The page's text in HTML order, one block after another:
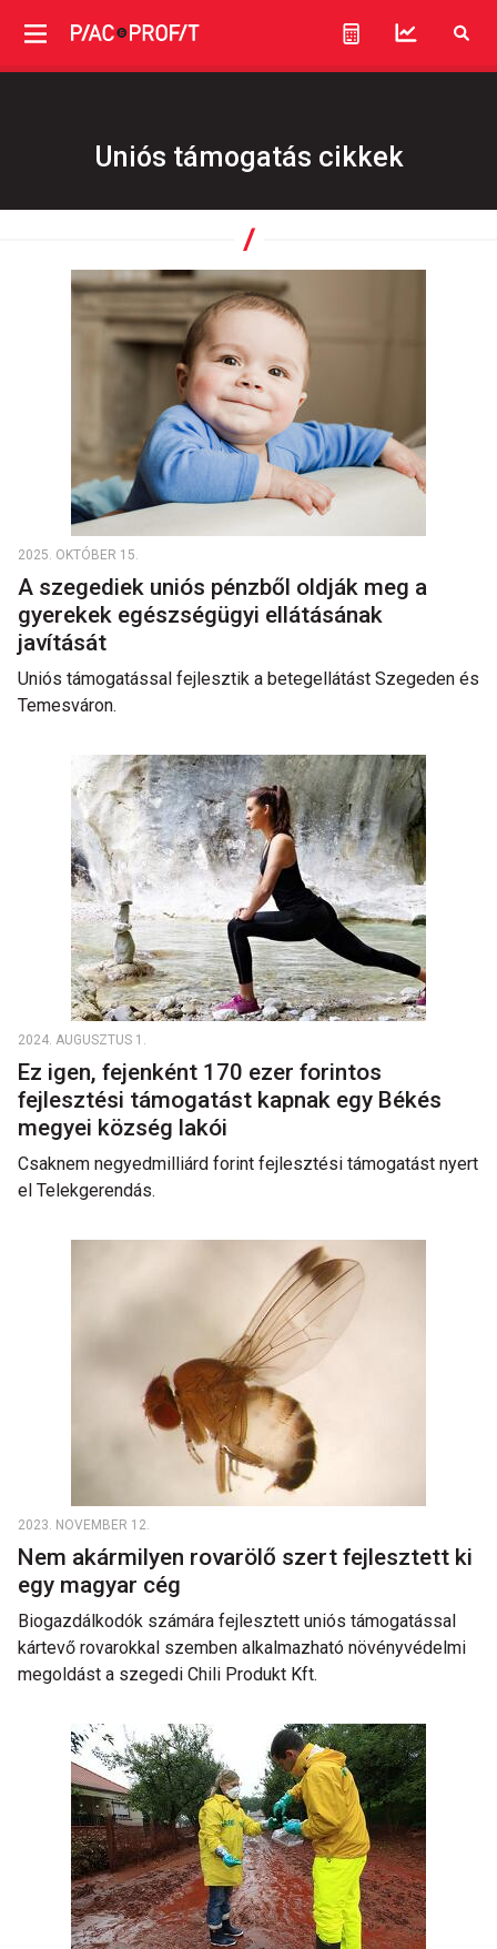
Uniós támogatás cikkek
2025. OKTÓBER 15.
A szegediek uniós pénzből oldják meg a
gyerekek egészségügyi ellátásának
javítását
Uniós támogatással fejlesztik a betegellátást Szegeden és
Temesváron.
2024. AUGUSZTUS 1.
Ez igen, fejenként 170 ezer forintos
fejlesztési támogatást kapnak egy Békés
megyei község lakói
Csaknem negyedmilliárd forint fejlesztési támogatást nyert
el Telekgerendás.
2023. NOVEMBER 12.
Nem akármilyen rovarölő szert fejlesztett ki
egy magyar cég
Biogazdálkodók számára fejlesztett uniós támogatással
kártevő rovarokkal szemben alkalmazható növényvédelmi
megoldást a szegedi Chili Produkt Kft.